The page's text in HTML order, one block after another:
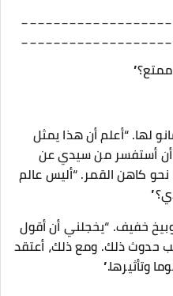
لها. “أعلم أن هذا يمثل
أن أستفسر من سيدي عن
كاهن القمر. “أليس عالم
خفيف. “يخجلني أن أقول
حدوث ذلك. ومع ذلك، أعتقد
وتأثيرها.”